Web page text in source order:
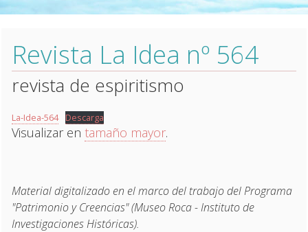
Revista La Idea nº 564
revista de espiritismo
La-Idea-564 Descarga
Visualizar entamaño mayor.
Material digitalizado en el marco del trabajo del Programa
"Patrimonio y Creencias" (Museo Roca - Instituto de
Investigaciones Históricas).